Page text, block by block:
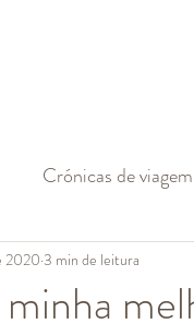
Crónicas de viagem
2020 3 min de leitura